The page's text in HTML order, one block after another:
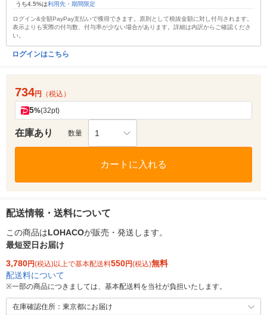
うち4.5%は利用先・期間限定
ログイン&全額PayPay支払いで獲得できます。原則として税抜金額に対し付与されます。
表示よりも実際の付与数、付与率が少ない場合があります。詳細は内訳からご確認くださ
い。
ログインはこちら
734円 （税込）
5%(32pt)
在庫あり 数量 1
カートに入れる
配送情報・送料について
この商品はLOHACOが販売・発送します。
最短翌日お届け
3,780円(税込)以上で基本配送料550円(税込)無料
配送料について
※一部の商品につきましては、基本配送料を当社が負担いたします。
在庫確認住所：東京都にお届け